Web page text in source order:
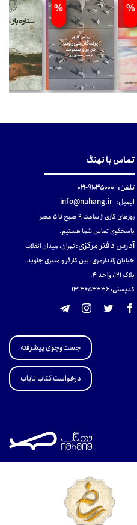
%
%
تماس با نهنگ
تلفن: ۹۱۰۳۵۰۰۰-۰۲۱
ایمیل: info@nahang.ir
روزهای کاری از ساعت ۹ صبح تا ۵ عصر
پاسخگوی تماس شما هستیم.
آدرس دفتر مرکزی:تهران، میدان انقلاب
خیابان ژاندارمری، بین کارگر و منیری جاوید،
پلاک 121، واحد ۴.
کدپستی: 131465433۶
جست‌وجوی پیشرفته
درخواست کتاب نایاب